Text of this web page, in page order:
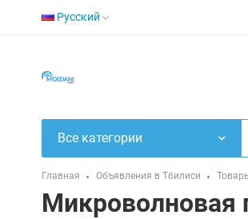
Русский
Все категории
Главная Объявления в Тбилиси
Микроволновая